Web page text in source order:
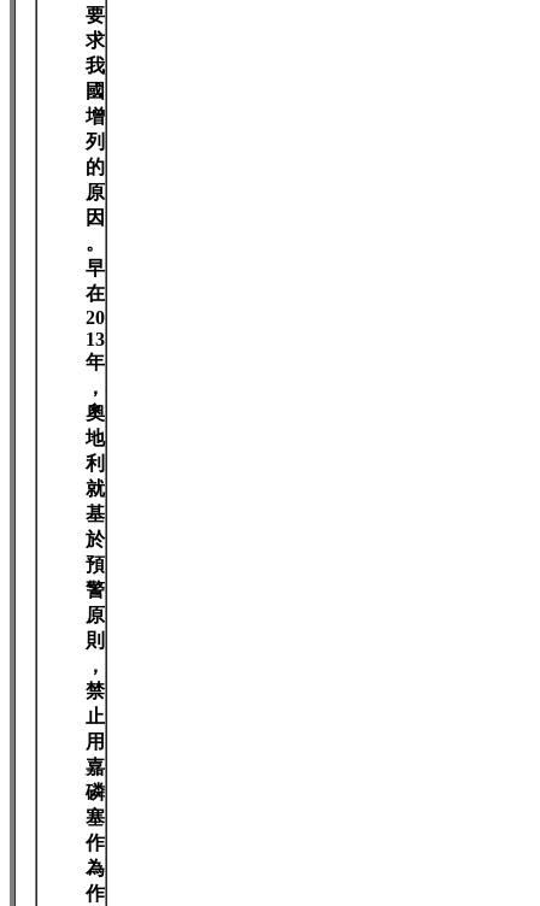
要
求
我
國
增
列
的
原
因
。
早
在
20
13
年
，
奧
地
利
就
基
於
預
警
原
則
，
禁
止
用
嘉
磷
塞
作
為
作